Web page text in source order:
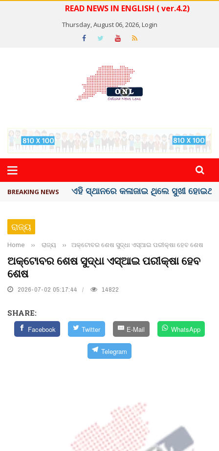
READ NEWS IN ENGLISH ( ver.4.2)
Thursday, August 06, 2026,Login
BREAKING NEWS ଦେଶରେ ପ୍ଲାଷ୍ଟିକ୍ ନୋଟ୍‌ ପ୍ରଚଳନ ...
ରାଜ୍ୟ
Home ›› ରାଜ୍ୟ ›› ଅକ୍ଟୋବର ଶେଷ ସୁଦ୍ଧା ଏସ୍‌ଆଇ ପରୀକ୍ଷା ହେବ ଶେଷ
ଅକ୍ଟୋବର ଶେଷ ସୁଦ୍ଧା ଏସ୍‌ଆଇ ପରୀକ୍ଷା ହେବ
ଶେଷ
2026-07-02 05:17:44 14822
SHARE:
Facebook Twitter E-Mail WhatsApp
Telegram